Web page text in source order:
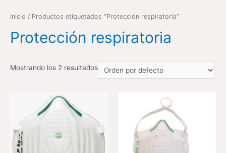
Inicio / Productos etiquetados “Protección respiratoria”
Protección respiratoria
Mostrando los 2 resultados